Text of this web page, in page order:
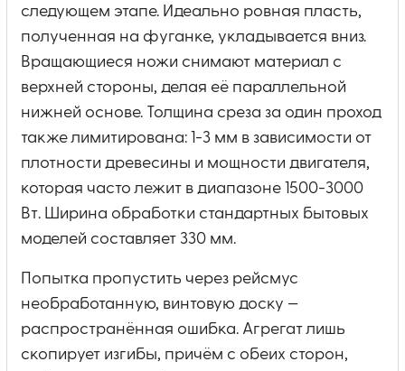
следующем этапе. Идеально ровная пласть,
полученная на фуганке, укладывается вниз.
Вращающиеся ножи снимают материал с
верхней стороны, делая её параллельной
нижней основе. Толщина среза за один проход
также лимитирована: 1-3 мм в зависимости от
плотности древесины и мощности двигателя,
которая часто лежит в диапазоне 1500-3000
Вт. Ширина обработки стандартных бытовых
моделей составляет 330 мм.
Попытка пропустить через рейсмус
необработанную, винтовую доску —
распространённая ошибка. Агрегат лишь
скопирует изгибы, причём с обеих сторон,